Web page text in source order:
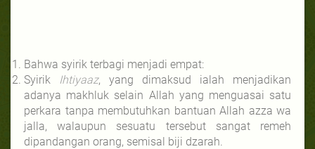
Bahwa syirik terbagi menjadi empat:
Syirik Ihtiyaaz, yang dimaksud ialah menjadikan
adanya makhluk selain Allah yang menguasai satu
perkara tanpa membutuhkan bantuan Allah azza wa
jalla, walaupun sesuatu tersebut sangat remeh
dipandangan orang, semisal biji dzarah.